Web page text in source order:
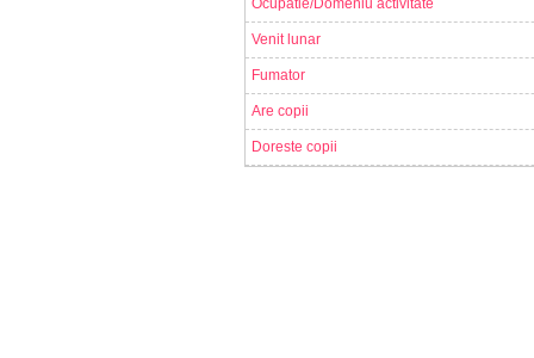
Ocupatie/Domeniu activitate
Venit lunar
Fumator
Are copii
Doreste copii